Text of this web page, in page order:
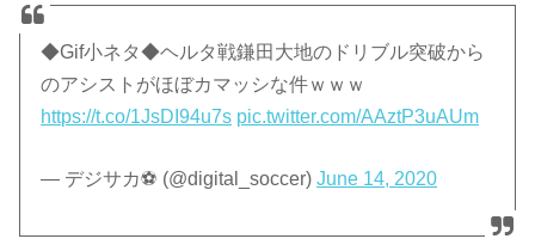
◆Gif小ネタ◆ヘルタ戦鎌田大地のドリブル突破から
のアシストがほぼカマッシな件ｗｗｗ
https://t.co/1JsDI94u7s pic.twitter.com/AAztP3uAUm
— デジサカ⚽️ (@digital_soccer)June 14, 2020